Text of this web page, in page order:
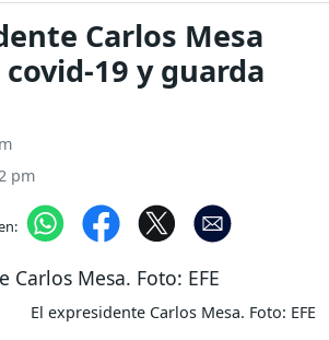
Carlos Mesa
19 y guarda
pm
El expresidente Carlos Mesa. Foto: EFE